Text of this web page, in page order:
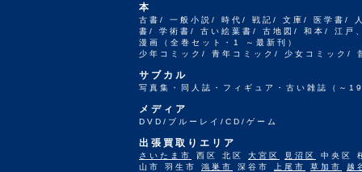
本
古書/ 一般小説/ 時代/ 戦記/ 文庫/ 医学書/
書/ 学術書/ 古い絵葉書/ 古地図/ 和本/ 江戸
漫画（全巻セット・1 ～最新刊）
少年コミック/ 青年コミック/ 少女コミック/
サブカル
写真集・同人誌・フィギュア・古い雑誌（～
メディア
DVD/ブルーレイ/CD/ゲーム
出張買取りエリア
さいたま市 西区 北区 大宮区 見沼区
中央区
山市 羽生市 鴻巣市 深谷市 上尾市 草加市
越